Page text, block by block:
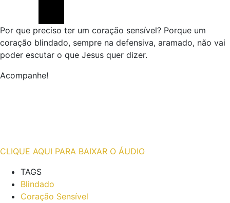
Por que preciso ter um coração sensível? Porque um
coração blindado, sempre na defensiva, aramado, não vai
poder escutar o que Jesus quer dizer.
Acompanhe!
CLIQUE AQUI PARA BAIXAR O ÁUDIO
TAGS
Blindado
Coração Sensível